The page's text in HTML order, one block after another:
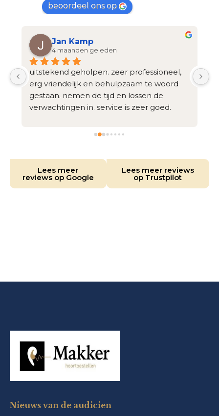
beoordeel ons op
Jan Kamp
4 maanden geleden
uitstekend geholpen. zeer professioneel,
erg vriendelijk en behulpzaam te woord
gestaan. nemen de tijd en lossen de
verwachtingen in. service is zeer goed.
Lees meer
reviews op Google
Lees meer reviews
op Trustpilot
Nieuws van de audicien